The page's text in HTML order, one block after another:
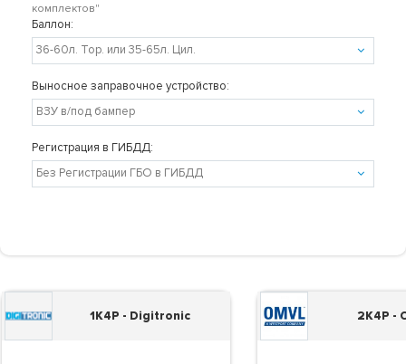
комплектов"
Баллон:
Выносное заправочное устройство:
Регистрация в ГИБДД:
1K4P - Digitronic 2K4P -